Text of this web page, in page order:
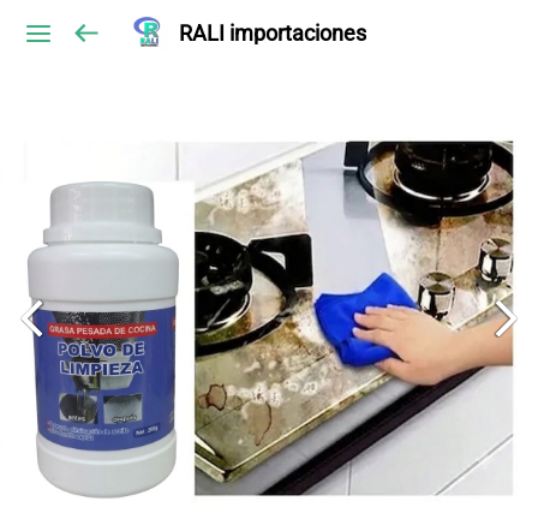
RALI importaciones